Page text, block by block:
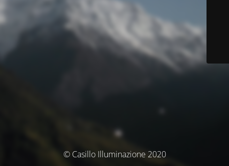
© Casillo Illuminazione 2020